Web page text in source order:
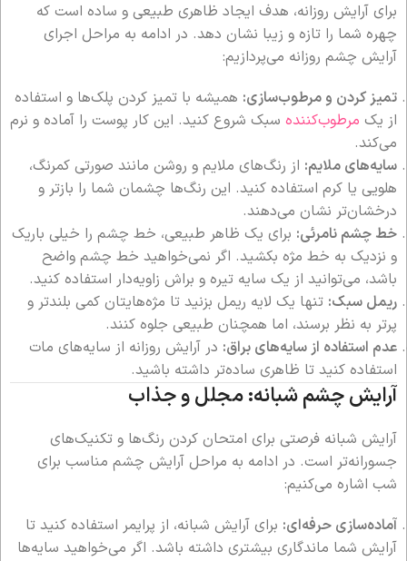
برای آرایش روزانه، هدف ایجاد ظاهری طبیعی و ساده است که
چهره شما را تازه و زیبا نشان دهد. در ادامه به مراحل اجرای
آرایش چشم روزانه می‌پردازیم:
تمیز کردن و مرطوب‌سازی: همیشه با تمیز کردن پلک‌ها و استفاده
از یک مرطوب‌کننده سبک شروع کنید. این کار پوست را آماده و نرم
می‌کند.
سایه‌های ملایم: از رنگ‌های ملایم و روشن مانند صورتی کمرنگ،
هلویی یا کرم استفاده کنید. این رنگ‌ها چشمان شما را بازتر و
درخشان‌تر نشان می‌دهند.
خط چشم نامرئی: برای یک ظاهر طبیعی، خط چشم را خیلی باریک
و نزدیک به خط مژه بکشید. اگر نمی‌خواهید خط چشم واضح
باشد، می‌توانید از یک سایه تیره و براش زاویه‌دار استفاده کنید.
ریمل سبک: تنها یک لایه ریمل بزنید تا مژه‌هایتان کمی بلندتر و
پرتر به نظر برسند، اما همچنان طبیعی جلوه کنند.
عدم استفاده از سایه‌های براق: در آرایش روزانه از سایه‌های مات
استفاده کنید تا ظاهری ساده‌تر داشته باشید.
آرایش چشم شبانه: مجلل و جذاب
آرایش شبانه فرصتی برای امتحان کردن رنگ‌ها و تکنیک‌های
جسورانه‌تر است. در ادامه به مراحل آرایش چشم مناسب برای
شب اشاره می‌کنیم:
آماده‌سازی حرفه‌ای: برای آرایش شبانه، از پرایمر استفاده کنید تا
آرایش شما ماندگاری بیشتری داشته باشد. اگر می‌خواهید سایه‌ها